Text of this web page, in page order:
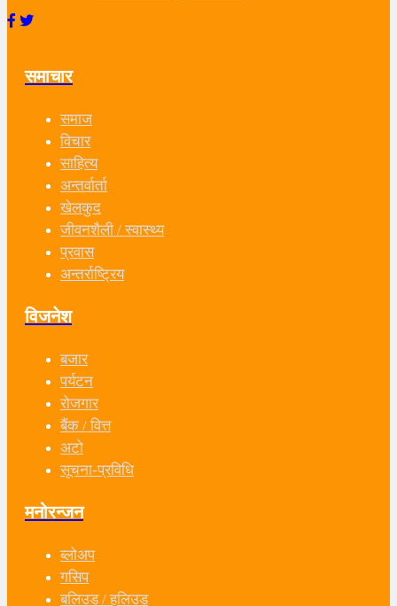
समाचार
समाज
विचार
साहित्य
अन्तर्वार्ता
खेलकुद
जीवनशैली / स्वास्थ्य
प्रवास
अन्तर्राष्ट्रिय
विजनेश
बजार
पर्यटन
रोजगार
बैंक / वित्त
अटो
सूचना-प्रविधि
मनोरन्जन
ब्लोअप
गसिप
बलिउड / हलिउड